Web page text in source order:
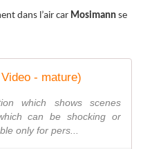
dans l’air car Mosimann se
- mature)
which shows scenes
can be shocking or
only for pers...